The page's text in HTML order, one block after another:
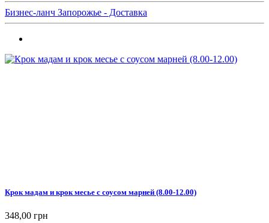
Бизнес-ланч Запорожье - Доставка
Крок мадам и крок месье с соусом марней (8.00-12.00)
348,00 грн